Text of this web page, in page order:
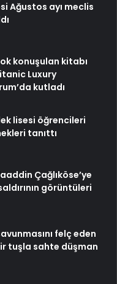
Ağustos ayı meclis
konuşulan kitabı
Luxury
kutladı
lisesi öğrencileri
tanıttı
Çağlıköse’ye
görüntüleri
felç eden
tuşla sahte düşman